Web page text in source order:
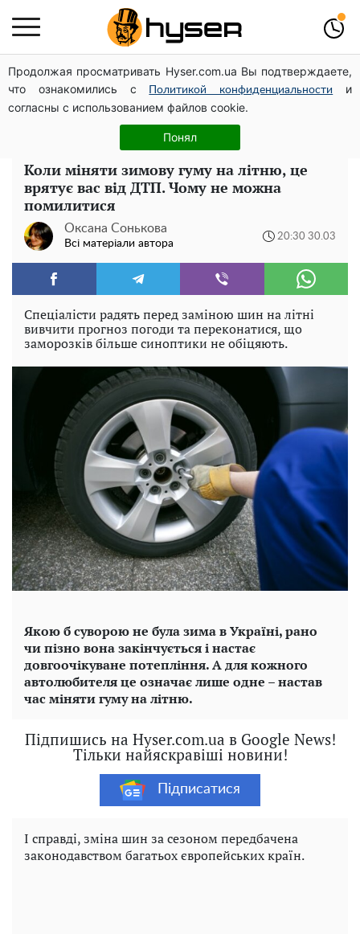
Продолжая просматривать Hyser.com.ua Вы подтверждаете,
что ознакомились с
Политикой конфиденциальности
и
согласны с использованием файлов cookie.
Понял
Посол ОБСЄ вдруге відвідав місце російського удару
по житловому будинку на Подолі
Гола Олена Тополя у цікавих позах змусила відвисати
щелепи: злив відео – було лише початком
Коли міняти зимову гуму на літню, це
врятує вас від ДТП. Чому не можна
помилитися
Оксана Сонькова
Всі матеріали автора
20:30 30.03
Спеціалісти радять перед заміною шин на літні
вивчити прогноз погоди та переконатися, що
заморозків більше синоптики не обіцяють.
Якою б суворою не була зима в Україні, рано
чи пізно вона закінчується і настає
довгоочікуване потепління. А для кожного
автолюбителя це означає лише одне – настав
час міняти гуму на літню.
Підпишись на Hyser.com.ua в Google News!
Тільки найяскравіші новини!
Підписатися
І справді, зміна шин за сезоном передбачена
законодавством багатьох європейських країн.